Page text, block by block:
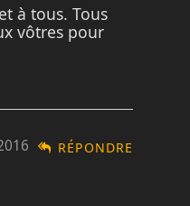
à tous. Tous
vôtres pour
RÉPONDRE